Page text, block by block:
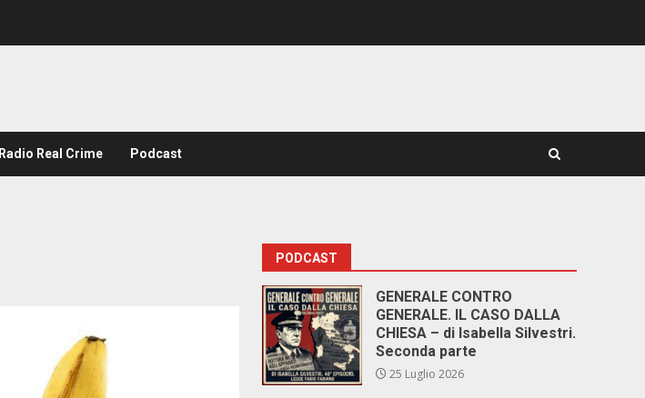
Radio Real Crime Podcast
PODCAST
GENERALE CONTRO
GENERALE. IL CASO DALLA
CHIESA – di Isabella Silvestri.
Seconda parte
25 Luglio 2026